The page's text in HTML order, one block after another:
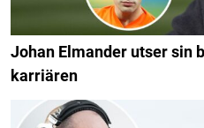
Johan Elmander utser sin
karriären